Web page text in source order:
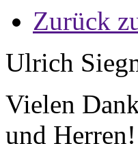
Zurück
Ulrich
Vielen
und